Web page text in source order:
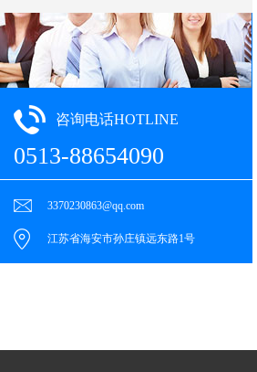
电动机
咨询电话HOTLINE
0513-88654090
3370230863@qq.com
江苏省海安市孙庄镇远东路1号